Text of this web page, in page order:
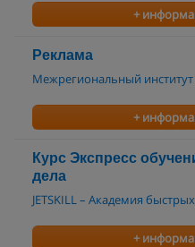
+
Реклама
Межрегиональный
+
Курс Экспресс
дела
JETSKILL – Академия
+